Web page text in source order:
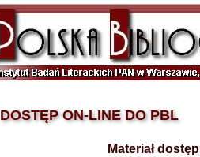
DOSTĘP ON-LINE DO PBL
Materiał